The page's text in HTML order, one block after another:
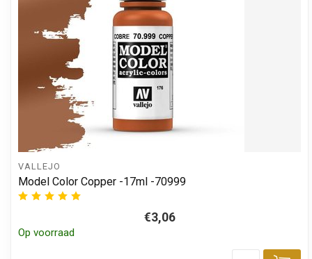
VALLEJO
Model Color Copper -17ml -70999
€3,06
Op voorraad